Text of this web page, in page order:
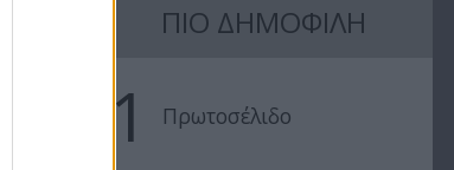
ΠΙΟ ΔΗΜΟΦΙΛΗ
1 Πρωτοσέλιδο